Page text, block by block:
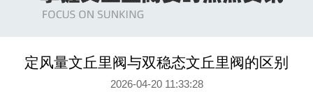
定风量文丘里阀与双稳态文丘里阀的区别
2026-04-20 11:33:28